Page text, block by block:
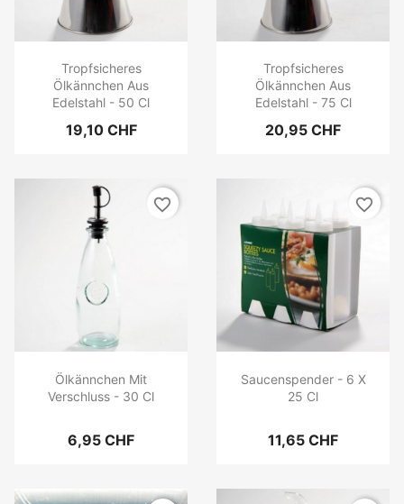
Tropfsicheres
Ölkännchen Aus
Edelstahl - 50 Cl
19,10 CHF
Tropfsicheres
Ölkännchen Aus
Edelstahl - 75 Cl
20,95 CHF
Ölkännchen Mit
Verschluss - 30 Cl
6,95 CHF
favorite_border
Saucenspender - 6 X
25 Cl
11,65 CHF
favorite_border